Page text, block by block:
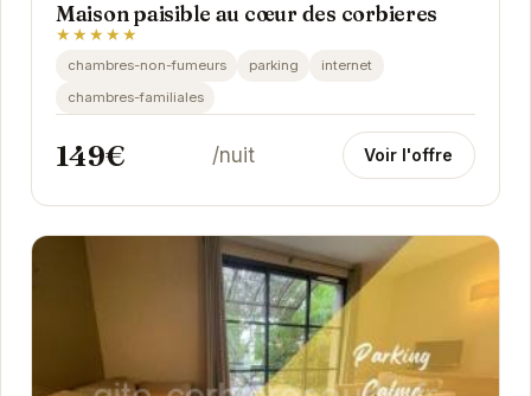
Maison paisible au cœur des corbieres
★★★★★
chambres-non-fumeurs parking
internet
chambres-familiales
149€ /nuit Voir l'offre